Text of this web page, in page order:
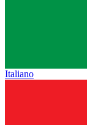
Italiano